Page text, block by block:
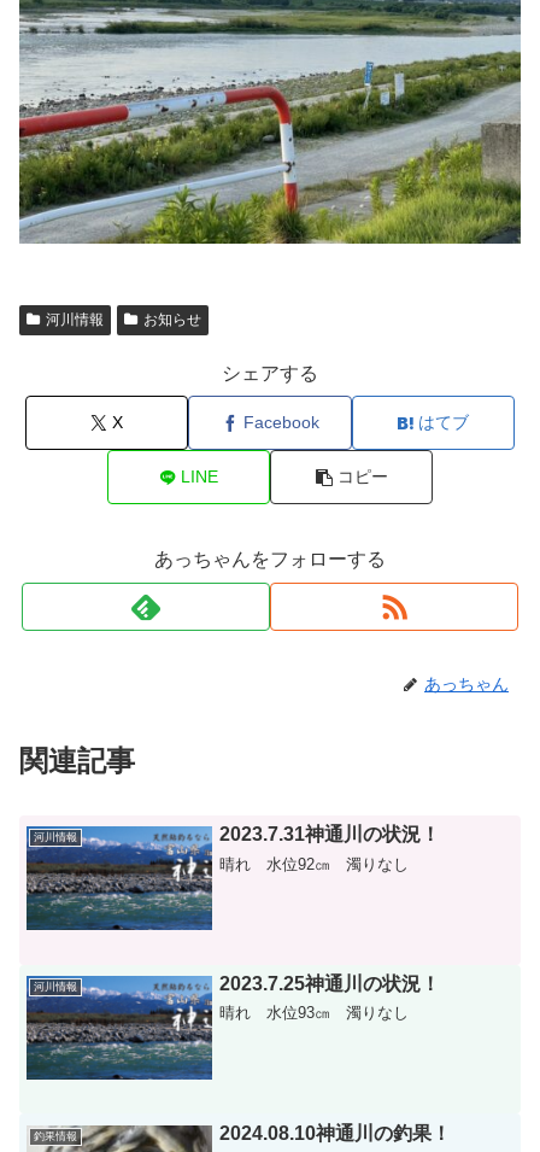
河川情報 お知らせ
シェアする
X Facebook はてブ
LINE コピー
あっちゃんをフォローする
あっちゃん
関連記事
河川情報 2023.7.31神通川の状況！
晴れ 水位92㎝ 濁りなし
河川情報 2023.7.25神通川の状況！
晴れ 水位93㎝ 濁りなし
釣果情報 2024.08.10神通川の釣果！